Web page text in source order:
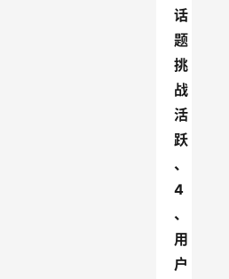
话
题
挑
战
活
跃
、
4
、
用
户